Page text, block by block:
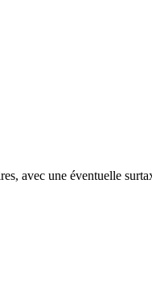
avec une éventuelle